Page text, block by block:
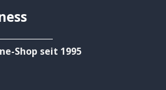
Shop seit 1995